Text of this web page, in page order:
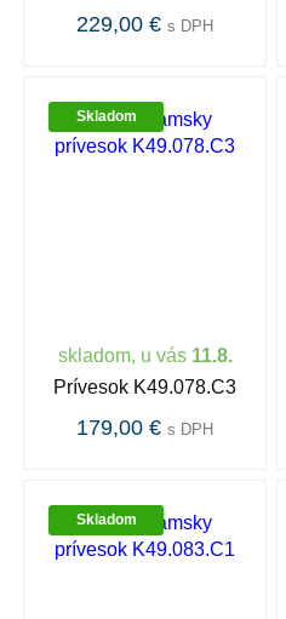
229,00 € s DPH
Skladom
skladom, u vás 11.8.
Prívesok K49.078.C3
179,00 € s DPH
Skladom